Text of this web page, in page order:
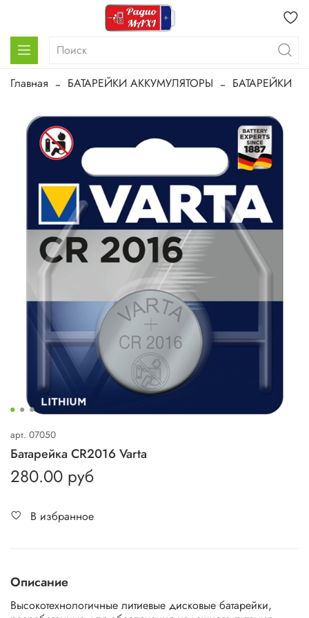
Главная БАТАРЕЙКИ АККУМУЛЯТОРЫ БАТАРЕЙКИ
арт. 07050
Батарейка CR2016 Varta
280.00 руб
В избранное
Описание
Высокотехнологичные литиевые дисковые батарейки,